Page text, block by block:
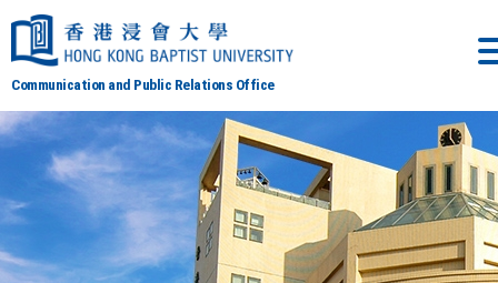
Communication and Public Relations Office